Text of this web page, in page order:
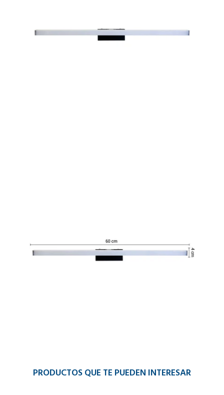
PRODUCTOS QUE TE PUEDEN INTERESAR